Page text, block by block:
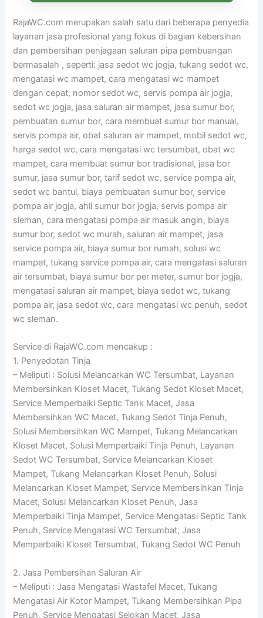
RajaWC.com merupakan salah satu dari beberapa penyedia
layanan jasa profesional yang fokus di bagian kebersihan
dan pembersihan penjagaan saluran pipa pembuangan
bermasalah , seperti: jasa sedot wc jogja, tukang sedot wc,
mengatasi wc mampet, cara mengatasi wc mampet
dengan cepat, nomor sedot wc, servis pompa air jogja,
sedot wc jogja, jasa saluran air mampet, jasa sumur bor,
pembuatan sumur bor, cara membuat sumur bor manual,
servis pompa air, obat saluran air mampet, mobil sedot wc,
harga sedot wc, cara mengatasi wc tersumbat, obat wc
mampet, cara membuat sumur bor tradisional, jasa bor
sumur, jasa sumur bor, tarif sedot wc, service pompa air,
sedot wc bantul, biaya pembuatan sumur bor, service
pompa air jogja, ahli sumur bor jogja, servis pompa air
sleman, cara mengatasi pompa air masuk angin, biaya
sumur bor, sedot wc murah, saluran air mampet, jasa
service pompa air, biaya sumur bor rumah, solusi wc
mampet, tukang service pompa air, cara mengatasi saluran
air tersumbat, biaya sumur bor per meter, sumur bor jogja,
mengatasi saluran air mampet, biaya sedot wc, tukang
pompa air, jasa sedot wc, cara mengatasi wc penuh, sedot
wc sleman.
Service di RajaWC.com mencakup :
1. Penyedotan Tinja
– Meliputi : Solusi Melancarkan WC Tersumbat, Layanan
Membersihkan Kloset Macet, Tukang Sedot Kloset Macet,
Service Memperbaiki Septic Tank Macet, Jasa
Membersihkan WC Macet, Tukang Sedot Tinja Penuh,
Solusi Membersihkan WC Mampet, Tukang Melancarkan
Kloset Macet, Solusi Memperbaiki Tinja Penuh, Layanan
Sedot WC Tersumbat, Service Melancarkan Kloset
Mampet, Tukang Melancarkan Kloset Penuh, Solusi
Melancarkan Kloset Mampet, Service Membersihkan Tinja
Macet, Solusi Melancarkan Kloset Penuh, Jasa
Memperbaiki Tinja Mampet, Service Mengatasi Septic Tank
Penuh, Service Mengatasi WC Tersumbat, Jasa
Memperbaiki Kloset Tersumbat, Tukang Sedot WC Penuh
2. Jasa Pembersihan Saluran Air
– Meliputi : Jasa Mengatasi Wastafel Macet, Tukang
Mengatasi Air Kotor Mampet, Tukang Membersihkan Pipa
Penuh, Service Mengatasi Selokan Macet, Jasa